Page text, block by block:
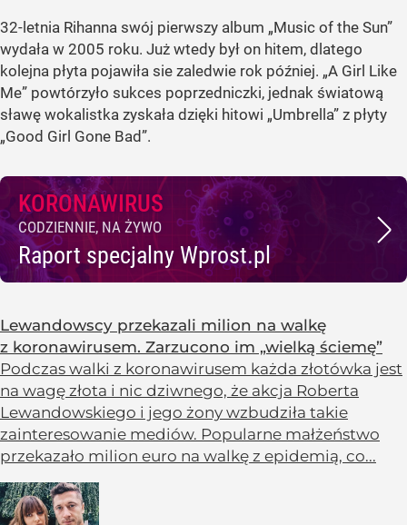
32-letnia Rihanna swój pierwszy album „Music of the Sun”
wydała w 2005 roku. Już wtedy był on hitem, dlatego
kolejna płyta pojawiła sie zaledwie rok później. „A Girl Like
Me” powtórzyło sukces poprzedniczki, jednak światową
sławę wokalistka zyskała dzięki hitowi „Umbrella” z płyty
„Good Girl Gone Bad”.
KORONAWIRUS
CODZIENNIE, NA ŻYWO
Raport specjalny Wprost.pl
Lewandowscy przekazali milion na walkę
z koronawirusem. Zarzucono im „wielką ściemę”
Podczas walki z koronawirusem każda złotówka jest
na wagę złota i nic dziwnego, że akcja Roberta
Lewandowskiego i jego żony wzbudziła takie
zainteresowanie mediów. Popularne małżeństwo
przekazało milion euro na walkę z epidemią, co...